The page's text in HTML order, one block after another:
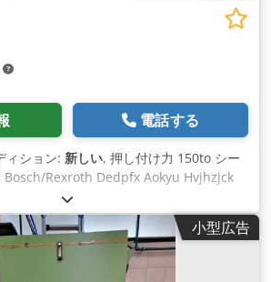
電話する
ィション: 新しい, 押し付け力 150to シー
Bosch/Rexroth Dedpfx Aokyu Hvjhzjck
ーブル面積 600mm×800mm
小型広告